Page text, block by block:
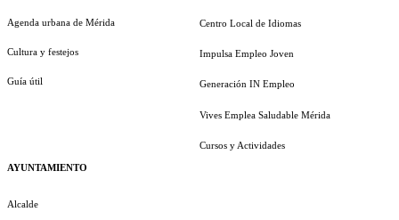
Agenda urbana de Mérida
Cultura y festejos
Guía útil
AYUNTAMIENTO
Alcalde
Centro Local de Idiomas
Impulsa Empleo Joven
Generación IN Empleo
Vives Emplea Saludable Mérida
Cursos y Actividades